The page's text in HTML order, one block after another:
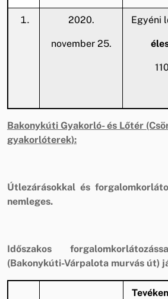
2020.
november 25.
Egyéni
Bakonykúti Gyakorló- és Lőtér
gyakorlóterek):
Útlezárásokkal és
nemleges.
Időszakos
(Bakonykúti-Várpalota murvás út)